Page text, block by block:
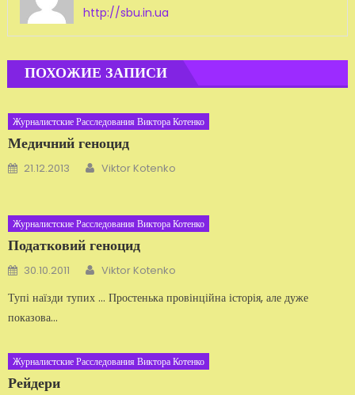
http://sbu.in.ua
ПОХОЖИЕ ЗАПИСИ
Журналистские Расследования Виктора Котенко
Медичний геноцид
Добавлено
21.12.2013 Автор
Viktor Kotenko
Журналистские Расследования Виктора Котенко
Податковий геноцид
Добавлено
30.10.2011 Автор
Viktor Kotenko
Тупі наїзди тупих … Простенька провінційна історія, але дуже
показова...
Журналистские Расследования Виктора Котенко
Рейдери